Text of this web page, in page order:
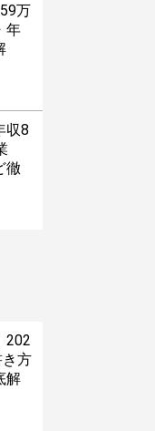
万
年
収8
徹
202
方
解